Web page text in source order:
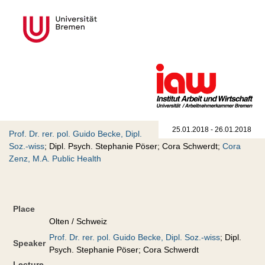
25.01.2018 - 26.01.2018
Prof. Dr. rer. pol. Guido Becke, Dipl.
Soz.-wiss; Dipl. Psych. Stephanie Pöser; Cora Schwerdt; Cora
Zenz, M.A. Public Health
Place
Olten / Schweiz
Speaker
Prof. Dr. rer. pol. Guido Becke, Dipl. Soz.-wiss; Dipl.
Psych. Stephanie Pöser; Cora Schwerdt